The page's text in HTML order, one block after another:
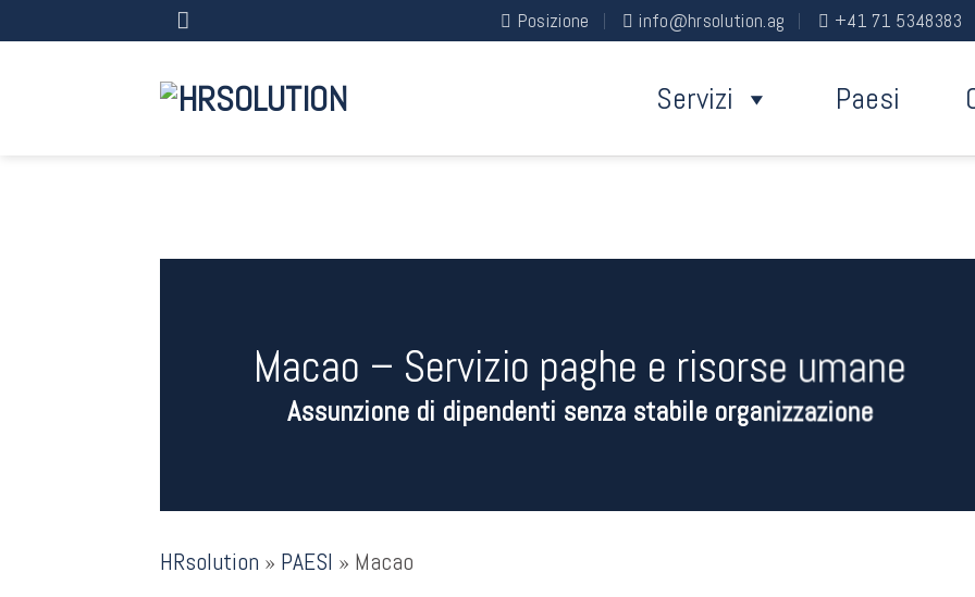
Posizione info@hrsolution.ag +41 71 5348383
Servizi Paesi
Macao – Servizio paghe e risorse umane
Assunzione di dipendenti senza stabile organizzazione
HRsolution » PAESI » Macao